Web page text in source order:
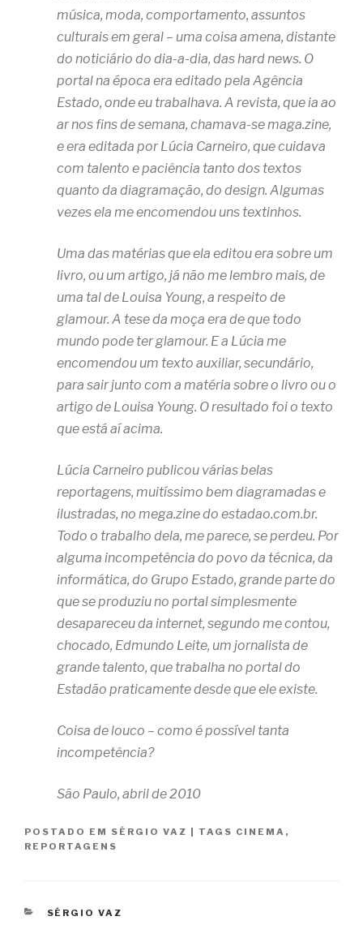
música, moda, comportamento, assuntos
culturais em geral – uma coisa amena, distante
do noticiário do dia-a-dia, das hard news. O
portal na época era editado pela Agência
Estado, onde eu trabalhava. A revista, que ia ao
ar nos fins de semana, chamava-se maga.zine,
e era editada por Lúcia Carneiro, que cuidava
com talento e paciência tanto dos textos
quanto da diagramação, do design. Algumas
vezes ela me encomendou uns textinhos.
Uma das matérias que ela editou era sobre um
livro, ou um artigo, já não me lembro mais, de
uma tal de Louisa Young, a respeito de
glamour. A tese da moça era de que todo
mundo pode ter glamour. E a Lúcia me
encomendou um texto auxiliar, secundário,
para sair junto com a matéria sobre o livro ou o
artigo de Louisa Young. O resultado foi o texto
que está aí acima.
Lúcia Carneiro publicou várias belas
reportagens, muitíssimo bem diagramadas e
ilustradas, no mega.zine do estadao.com.br.
Todo o trabalho dela, me parece, se perdeu. Por
alguma incompetência do povo da técnica, da
informática, do Grupo Estado, grande parte do
que se produziu no portal simplesmente
desapareceu da internet, segundo me contou,
chocado, Edmundo Leite, um jornalista de
grande talento, que trabalha no portal do
Estadão praticamente desde que ele existe.
Coisa de louco – como é possível tanta
incompetência?
São Paulo, abril de 2010
POSTADO EM SÉRGIO VAZ TAGS CINEMA ,
REPORTAGENS
CATEGORIAS
SÉRGIO VAZ